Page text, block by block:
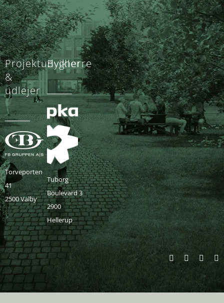
Projektudvikler
&
udlejer
Torveporten
41
2500 Valby
Bygherre
Tuborg
Boulevard 3
2900
Hellerup